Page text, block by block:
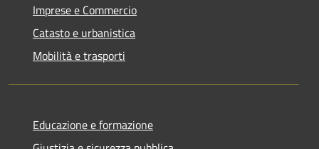
Imprese e Commercio
Catasto e urbanistica
Mobilità e trasporti
Educazione e formazione